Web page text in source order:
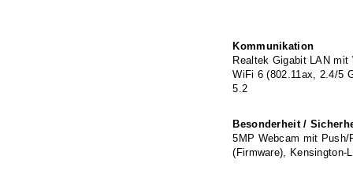
Kommunikation
Realtek Gigabit LAN
WiFi 6 (802.11ax, 2.4/5
5.2
Besonderheit /
5MP Webcam mit
(Firmware), Kensington-